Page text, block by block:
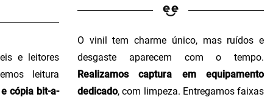
e leitores
leitura
cópia bit-a-
O vinil tem charme único, mas ruídos e
desgaste aparecem com o tempo.
Realizamos captura em equipamento
dedicado, com limpeza. Entregamos faixas